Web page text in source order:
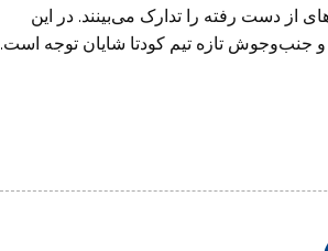
از دست رفته را تدارک می‌بینند. در این
جنب‌وجوش تازه تیم کودتا شایان توجه است.